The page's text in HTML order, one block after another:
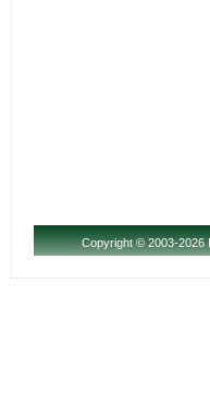
Copyright© 2003-2026